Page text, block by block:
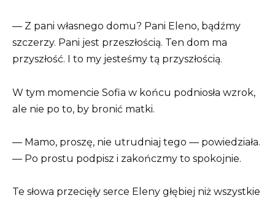
— Z pani własnego domu? Pani Eleno, bądźmy
szczerzy. Pani jest przeszłością. Ten dom ma
przyszłość. I to my jesteśmy tą przyszłością.
W tym momencie Sofia w końcu podniosła wzrok,
ale nie po to, by bronić matki.
— Mamo, proszę, nie utrudniaj tego — powiedziała.
— Po prostu podpisz i zakończmy to spokojnie.
Te słowa przecięły serce Eleny głębiej niż wszystkie